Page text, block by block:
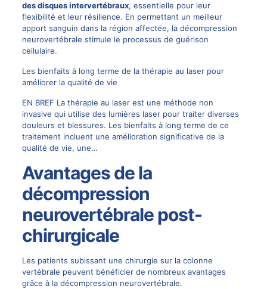
des disques intervertébraux, essentielle pour leur
flexibilité et leur résilience. En permettant un meilleur
apport sanguin dans la région affectée, la décompression
neurovertébrale stimule le processus de guérison
cellulaire.
Les bienfaits à long terme de la thérapie au laser pour
améliorer la qualité de vie
EN BREF La thérapie au laser est une méthode non
invasive qui utilise des lumières laser pour traiter diverses
douleurs et blessures. Les bienfaits à long terme de ce
traitement incluent une amélioration significative de la
qualité de vie, une…
Avantages de la
décompression
neurovertébrale post-
chirurgicale
Les patients subissant une chirurgie sur la colonne
vertébrale peuvent bénéficier de nombreux avantages
grâce à la décompression neurovertébrale.